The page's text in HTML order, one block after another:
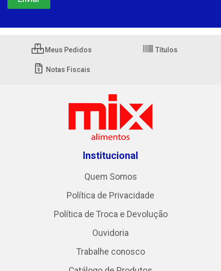
Meus Pedidos Títulos
Notas Fiscais
Institucional
Quem Somos
Política de Privacidade
Política de Troca e Devolução
Ouvidoria
Trabalhe conosco